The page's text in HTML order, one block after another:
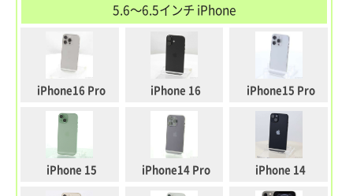
5.6～6.5インチ iPhone
iPhone16 Pro iPhone 16 iPhone15 Pro
iPhone 15 iPhone14 Pro iPhone 14